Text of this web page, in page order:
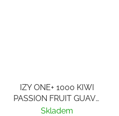
IZY ONE+ 1000 KIWI
PASSION FRUIT GUAVA
18MG
Skladem